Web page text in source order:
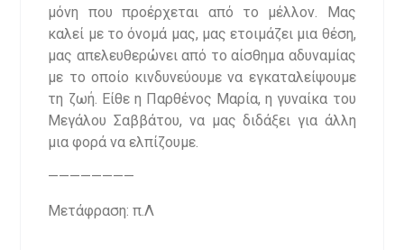
μόνη που προέρχεται από το μέλλον. Μας
καλεί με το όνομά μας, μας ετοιμάζει μια θέση,
μας απελευθερώνει από το αίσθημα αδυναμίας
με το οποίο κινδυνεύουμε να εγκαταλείψουμε
τη ζωή. Είθε η Παρθένος Μαρία, η γυναίκα του
Μεγάλου Σαββάτου, να μας διδάξει για άλλη
μια φορά να ελπίζουμε.
————————
Μετάφραση: π.Λ